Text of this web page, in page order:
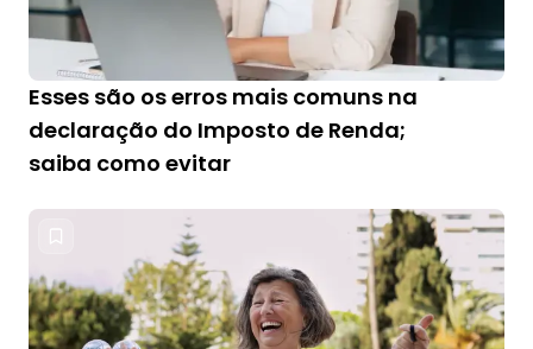
Esses são os erros mais comuns na
declaração do Imposto de Renda;
saiba como evitar